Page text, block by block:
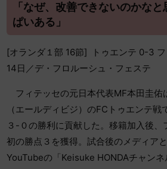
「なぜ、改善できないのかな
ぱいある」
[オランダ１部 16節] トゥエンテ 0-3
14日／デ・フロルーシュ・フェステ
フィテッセの元日本代表MF本田圭佑
（エールディビジ）のFCトゥエンテ戦
３-０の勝利に貢献した。移籍加入後、
初の勝点３を獲得。試合後のメディアと
YouTubeの「Keisuke HONDAチャンネ